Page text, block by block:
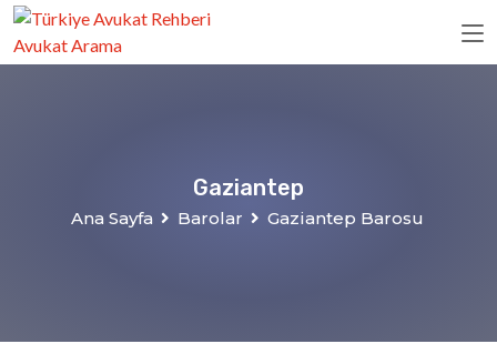
Gaziantep
Ana Sayfa Barolar Gaziantep Barosu